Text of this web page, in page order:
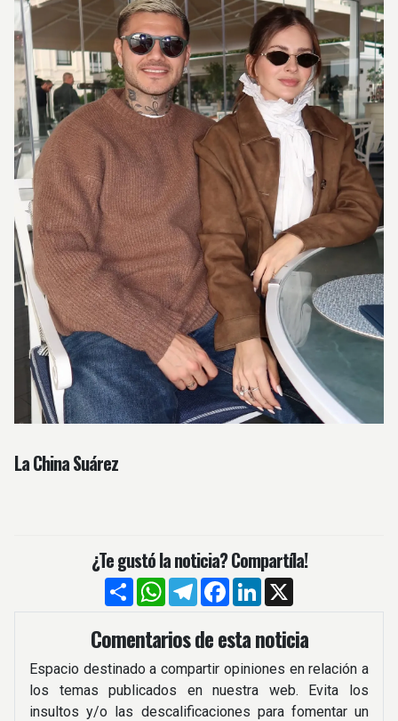
La China Suárez
¿Te gustó la noticia? Compartíla!
CompartirWhatsApp
TelegramFacebook
LinkedIn
Comentarios de esta noticia
Espacio destinado a compartir opiniones en relación a
los temas publicados en nuestra web. Evita los
insultos y/o las descalificaciones para fomentar un